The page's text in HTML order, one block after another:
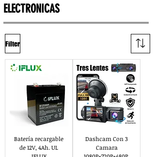
ELECTRONICAS
Filter
Batería recargable
de 12V, 4Ah. UL
Dashcam Con 3
Camara